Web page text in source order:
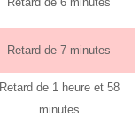
Retard de 7 minutes
Retard de 1 heure et 58
minutes